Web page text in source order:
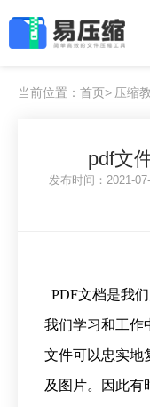
当前位置：首页> 压缩
pdf文
发布时间：
PDF文档是我
我们学习和工作
文件可以忠实地
及图片。因此有